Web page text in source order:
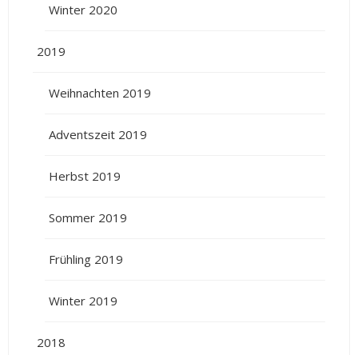
Winter 2020
2019
Weihnachten 2019
Adventszeit 2019
Herbst 2019
Sommer 2019
Frühling 2019
Winter 2019
2018